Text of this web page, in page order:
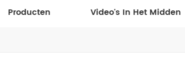
Producten Video's In Het Midden